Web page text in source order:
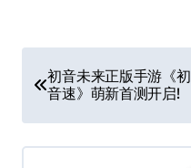
章
导
航
初音未来正版手游《初
音速》萌新首测开启!